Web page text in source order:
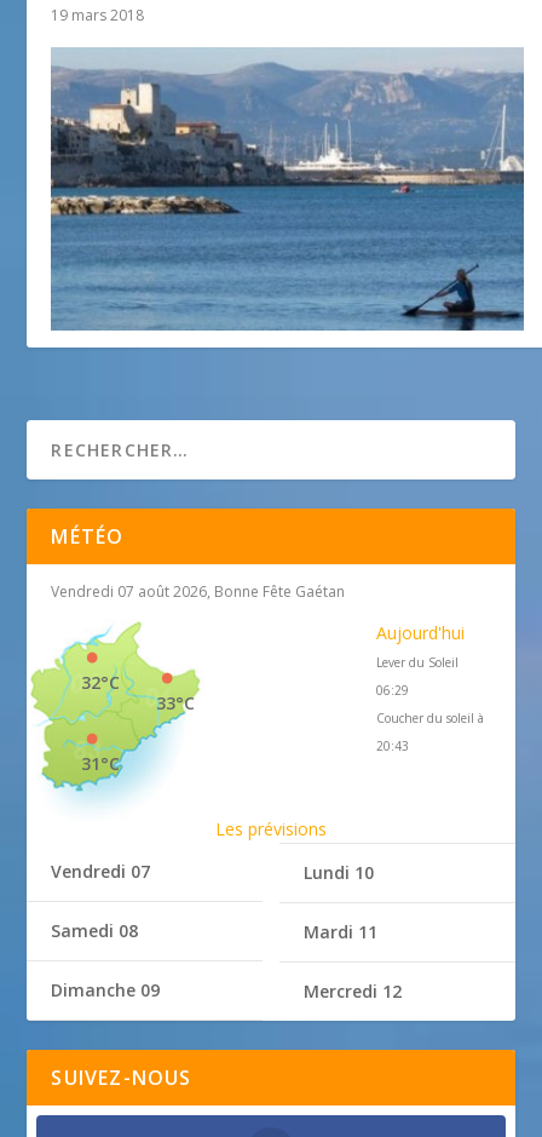
19 mars 2018
MÉTÉO
Vendredi 07 août 2026, Bonne Fête Gaétan
33°C
32°C
31°C
Aujourd'hui
Lever du Soleil
06:29
Coucher du soleil à
20:43
Les prévisions
Vendredi 07
Samedi 08
Dimanche 09
Lundi 10
Mardi 11
Mercredi 12
SUIVEZ-NOUS